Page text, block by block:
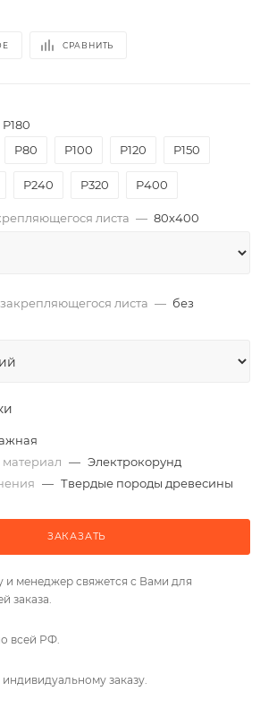
СРАВНИТЬ
P180
P80 P100 P120 P150
P240 P320 P400
листа — 80х400
листа — без
— Электрокорунд
— Твердые породы древесины
ЗАКАЗАТЬ
и менеджер свяжется с Вами для
заказа.
всей РФ.
заказу.